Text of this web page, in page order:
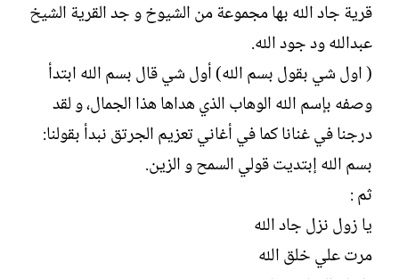
قرية جاد الله بها مجموعة من الشيوخ و جد القرية الشيخ
عبدالله ود جود الله.
( اول شي بقول بسم الله) أول شي قال بسم الله ابتدأ
وصفه بإسم الله الوهاب الذي هداها هذا الجمال، و لقد
درجنا في غنانا كما في أغاني تعزيم الجرتق نبدأ بقولنا:
بسم الله إبتديت قولي السمح و الزين.
ثم :
يا زول نزل جاد الله
مرت علي خلق الله